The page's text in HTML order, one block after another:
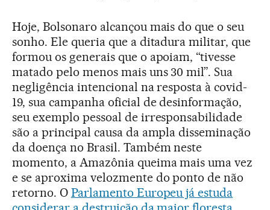
Hoje, Bolsonaro alcançou mais do que o seu
sonho. Ele queria que a ditadura militar, que
formou os generais que o apoiam, “tivesse
matado pelo menos mais uns 30 mil”. Sua
negligência intencional na resposta à covid-
19, sua campanha oficial de desinformação,
seu exemplo pessoal de irresponsabilidade
são a principal causa da ampla disseminação
da doença no Brasil. Também neste
momento, a Amazônia queima mais uma vez
e se aproxima velozmente do ponto de não
retorno. O Parlamento Europeu já estuda